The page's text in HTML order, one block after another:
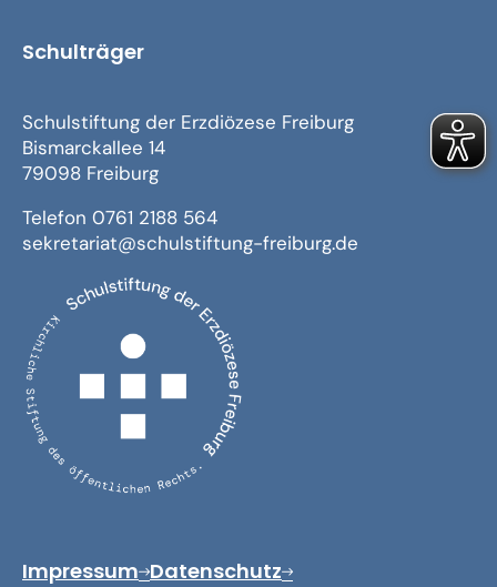
Schulträger
Schulstiftung der Erzdiözese Freiburg
Bismarckallee 14
79098 Freiburg
Telefon 0761 2188 564
sekretariat@schulstiftung-freiburg.de
Impressum Datenschutz